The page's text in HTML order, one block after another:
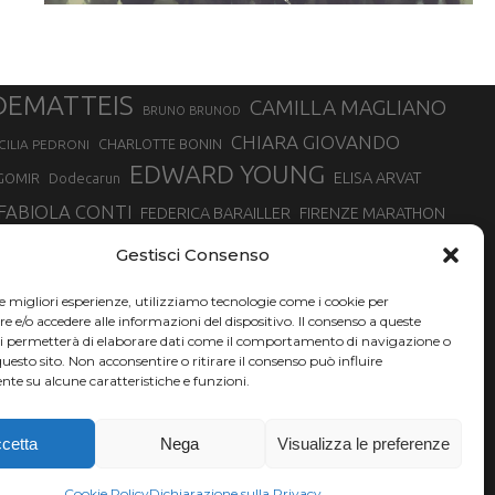
Gestisci Consenso
migliori esperienze, utilizziamo tecnologie come i cookie per
e/o accedere alle informazioni del dispositivo. Il consenso a queste
permetterà di elaborare dati come il comportamento di navigazione o
sito. Non acconsentire o ritirare il consenso può influire
su alcune caratteristiche e funzioni.
Nega Visualizza le preferenze
BRUNO BRUNOD CAMILLA MAGLIANO
PEDRONI CHARLOTTE BONIN CHIARA GIOVANDO
Dodecarun EDWARD YOUNG ELISA ARVAT
FABIOLA CONTI FEDERICA BARAILLER FIRENZE MARATHON
GIOVANNA EPIS GIULIANO CAVALLO
DI TORINO MARATONINA MARCELLA BELLETTI MARCO OLMO
MONVISO VERTICAL RACE NADIA BATTOCLETTI
BONALDI SILVIA RAMPAZZO
CHEVRIER YEMAN CRIPPA